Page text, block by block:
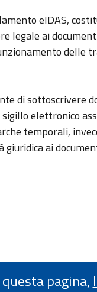
eIDAS,
legale ai
delle
di sottoscrivere
elettronico
temporali,
giuridica ai
pagina,